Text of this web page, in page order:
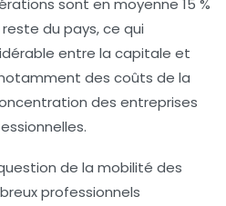
sont en moyenne 15 %
du pays, ce qui
entre la capitale et
des coûts de la
des entreprises
de la mobilité des
professionnels